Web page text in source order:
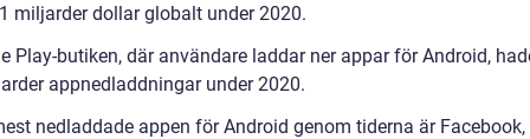
miljarder dollar globalt under 2020.
Play-butiken, där användare laddar ner appar för Android,
appnedladdningar under 2020.
nedladdade appen för Android genom tiderna är